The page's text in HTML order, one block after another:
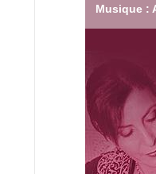
Musique :